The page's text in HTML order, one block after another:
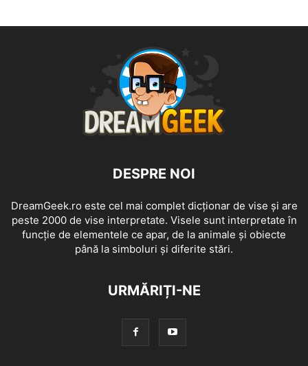
DESPRE NOI
DreamGeek.ro este cel mai complet dicționar de vise și are
peste 2000 de vise interpretate. Visele sunt interpretate în
funcție de elementele ce apar, de la animale și obiecte
până la simboluri și diferite stări.
URMĂRIȚI-NE